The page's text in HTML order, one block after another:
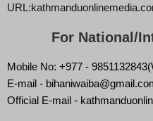
For National/
Mobile No: +977 -
E-mail -
Official E-mail -